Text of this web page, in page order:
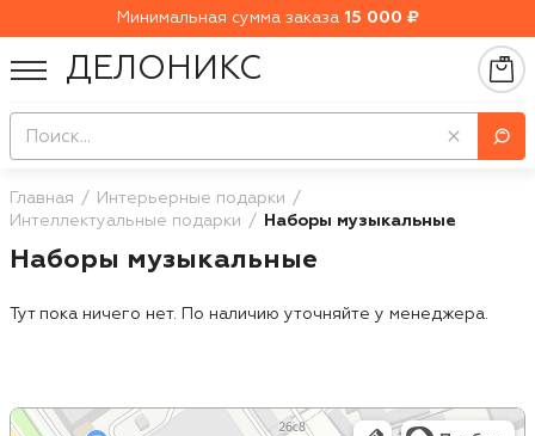
Минимальная сумма заказа 15 000 ₽
ДЕЛОНИКС
Главная
Интерьерные подарки
Интеллектуальные подарки
Наборы музыкальные
Наборы музыкальные
Тут пока ничего нет. По наличию уточняйте у менеджера.